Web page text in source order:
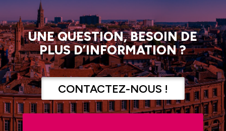
UNE QUESTION, BESOIN DE
PLUS D’INFORMATION ?
CONTACTEZ-NOUS !